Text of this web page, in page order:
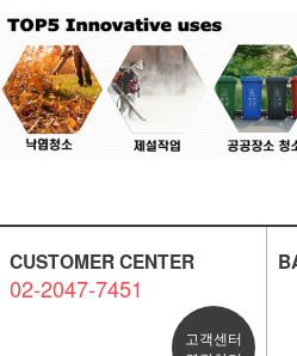
CUSTOMER CENTER
02-2047-7451
고객센터